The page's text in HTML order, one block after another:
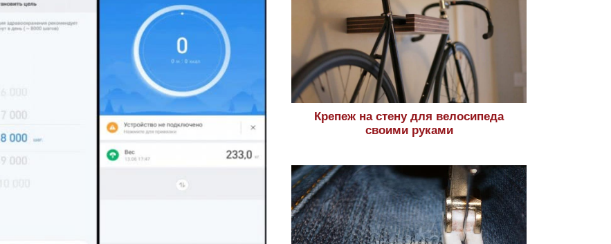
Крепеж на стену для велосипеда
своими руками